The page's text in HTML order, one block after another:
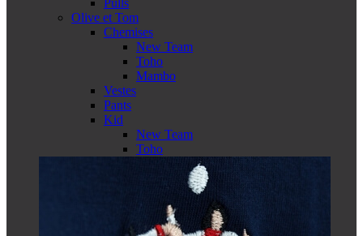
Pulls
Olive et Tom
Chemises
New Team
Toho
Mambo
Vestes
Pants
Kid
New Team
Toho